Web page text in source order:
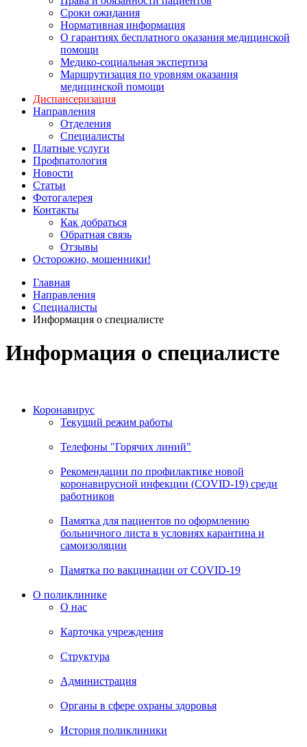
Сроки ожидания
Нормативная информация
О гарантиях бесплатного оказания медицинской
помощи
Медико-социальная экспертиза
Маршрутизация по уровням оказания
медицинской помощи
Диспансеризация
Направления
Отделения
Специалисты
Платные услуги
Профпатология
Новости
Статьи
Фотогалерея
Контакты
Как добраться
Обратная связь
Отзывы
Осторожно, мошенники!
Главная
Направления
Специалисты
Информация о специалисте
Информация о специалисте
Коронавирус
Текущий режим работы
Телефоны "Горячих линий"
Рекомендации по профилактике новой
коронавирусной инфекции (COVID-19) среди
работников
Памятка для пациентов по оформлению
больничного листа в условиях карантина и
самоизоляции
Памятка по вакцинации от COVID-19
О поликлинике
О нас
Карточка учреждения
Структура
Администрация
Органы в сфере охраны здоровья
История поликлиники